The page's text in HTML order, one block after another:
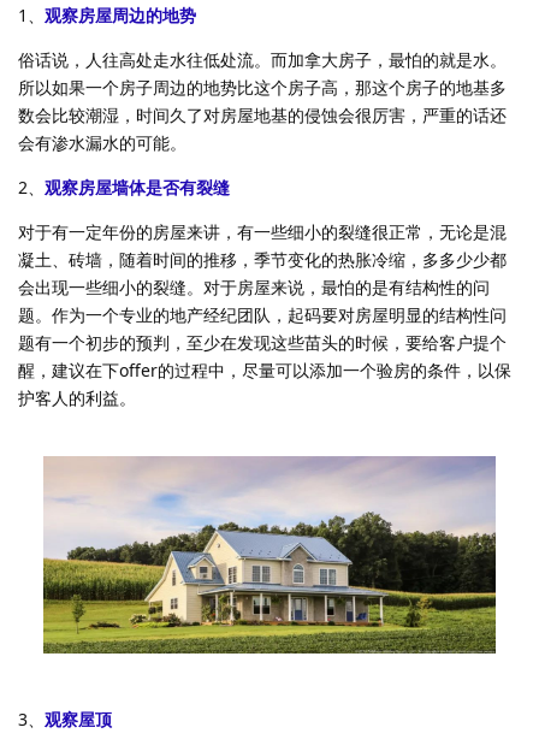
1、 观察房屋周边的地势
俗话说，人往高处走水往低处流。而加拿大房子，最怕的就是水。
所以如果一个房子周边的地势比这个房子高，那这个房子的地基多
数会比较潮湿，时间久了对房屋地基的侵蚀会很厉害，严重的话还
会有渗水漏水的可能。
2、 观察房屋墙体是否有裂缝
对于有一定年份的房屋来讲，有一些细小的裂缝很正常，无论是混
凝土、砖墙，随着时间的推移，季节变化的热胀冷缩，多多少少都
会出现一些细小的裂缝。对于房屋来说，最怕的是有结构性的问
题。作为一个专业的地产经纪团队，起码要对房屋明显的结构性问
题有一个初步的预判，至少在发现这些苗头的时候，要给客户提个
醒，建议在下offer的过程中，尽量可以添加一个验房的条件，以保
护客人的利益。
3、 观察屋顶